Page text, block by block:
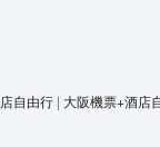
自由行 | 大阪機票+酒店